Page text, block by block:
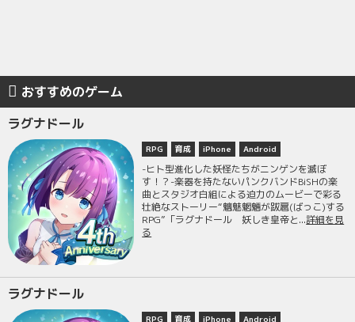
おすすめのゲーム
ラグナドール
RPG 育成 iPhone Android
-ヒト型進化した妖怪たちがニンゲンを滅ぼ
す！？-楽器を持たないパンクバンドBiSHの楽
曲とスタジオ白組による迫力のムービーで彩る
壮絶なストーリー“魑魅魍魎が跋扈(ばっこ)する
RPG”「ラグナドール 妖しき皇帝と...詳細を見
る
ラグナドール
RPG 育成 iPhone Android